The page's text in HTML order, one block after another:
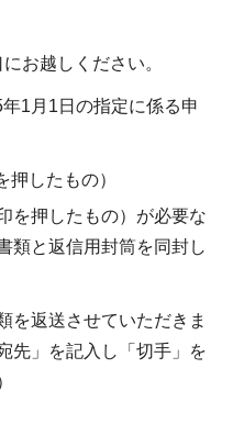
お越しください。
1月1日の指定に係る申
したもの）
を押したもの）が必要な
類と返信用封筒を同封し
を返送させていただきま
先」を記入し「切手」を